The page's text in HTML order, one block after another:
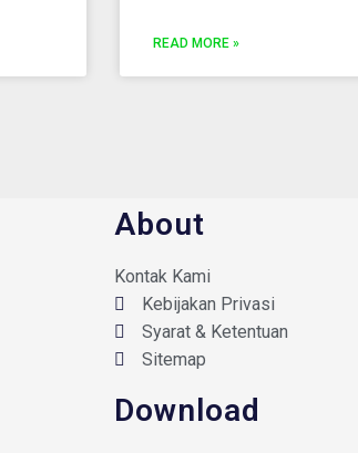
READ MORE »
About
Kontak Kami
Kebijakan Privasi
Syarat & Ketentuan
Sitemap
Download